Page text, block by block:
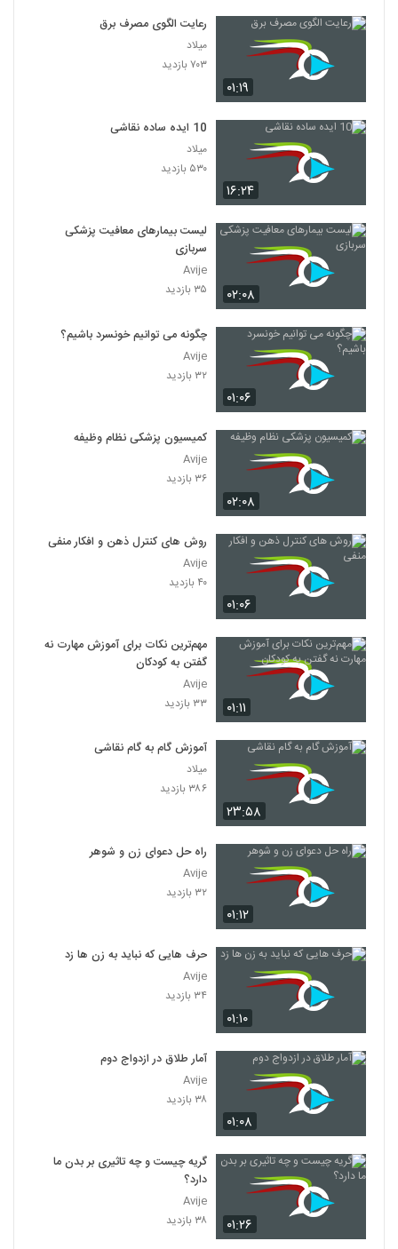
۰۱:۱۹
رعایت الگوی مصرف برق
میلاد
۷۰۳ بازدید
۱۶:۲۴
10 ایده ساده نقاشی
میلاد
۵۳۰ بازدید
۰۲:۰۸
لیست بیمارهای معافیت پزشکی
سربازی
Avije
۳۵ بازدید
۰۱:۰۶
چگونه می توانیم خونسرد باشیم؟
Avije
۳۲ بازدید
۰۲:۰۸
کمیسیون پزشکی نظام وظیفه
Avije
۳۶ بازدید
۰۱:۰۶
روش های کنترل ذهن و افکار منفی
Avije
۴۰ بازدید
۰۱:۱۱
مهم‌ترین نکات برای آموزش مهارت نه
گفتن به کودکان
Avije
۳۳ بازدید
۲۳:۵۸
آموزش گام به گام نقاشی
میلاد
۳۸۶ بازدید
۰۱:۱۲
راه حل دعوای زن و شوهر
Avije
۳۲ بازدید
۰۱:۱۰
حرف هایی که نباید به زن ها زد
Avije
۳۴ بازدید
۰۱:۰۸
آمار طلاق در ازدواج دوم
Avije
۳۸ بازدید
۰۱:۲۶
گریه چیست و چه تاثیری بر بدن ما
دارد؟
Avije
۳۸ بازدید